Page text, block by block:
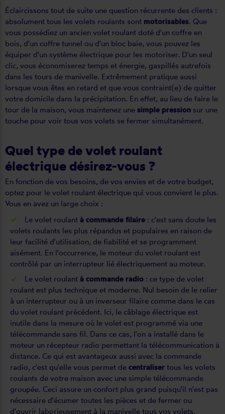
Éclaircissons tout de suite une question récurrente des clients :
absolument tous les volets roulants sont motorisables. Que
vous possédiez un ancien volet roulant doté d'un coffre en
bois, d'un coffre tunnel ou d'un bloc baie, vous pouvez les
équiper d'un système électrique pour les motoriser. D'un seul
clic, vous économiserez temps et énergie, gaspillés autrefois
dans les tours de manivelle. Extrêmement pratique aussi
lorsque vous êtes en retard et que vous contraint(e) de quitter
votre domicile dans la précipitation. En effet, au lieu de faire le
tour de la maison, vous maintenez une simple pression sur une
touche pour voir tous vos volets se fermer simultanément.
Quel type de volet roulant
électrique désirez-vous ?
En fonction de vos besoins, de vos envies et de votre budget,
optez pour le volet roulant électrique qui vous convient le plus.
Vous en avez un large choix :
Le volet roulant à commande filaire : c'est sans doute les
volets roulants les plus répandus et populaires en raison de
leur facilité d'utilisation, de fiabilité et se programment
aisément. En l'occurrence, le moteur du volet roulant est
contrôlé par un interrupteur lié électriquement au moteur.
Le volet roulant à commande radio : ce type de volet
roulant est plus technique et moderne. Nul besoin de le relier
à un interrupteur ou à un inverseur filaire comme dans le cas
du volet roulant précédent. Ici, le câblage électrique est
inutile dans la mesure où le volet est programmé via une
télécommande sans fil. Dans ce cas, l'on a installé dans le
moteur un récepteur radio permettant la télécommunication à
distance. Ce qui est avantageux aussi avec la commande
radio, c'est qu'elle vous permet de centraliser tous les volets
roulants de votre maison avec une simple télécommande
groupée. Ceci assure un confort plus grand puisqu'il n'est pas
nécessaire d'écumer toutes les pièces et de fermer ou
d'ouvrir laborieusement à la manivelle tous vos volets.